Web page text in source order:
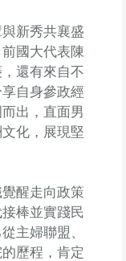
新秀共襄盛
國大代表陳
還有來自不
自身參政經
出，直面男
化，展現堅
醒走向政策
棒並實踐民
主婦聯盟、
歷程，肯定